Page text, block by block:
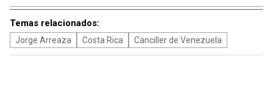
Temas relacionados:
Jorge Arreaza Costa Rica Canciller de Venezuela